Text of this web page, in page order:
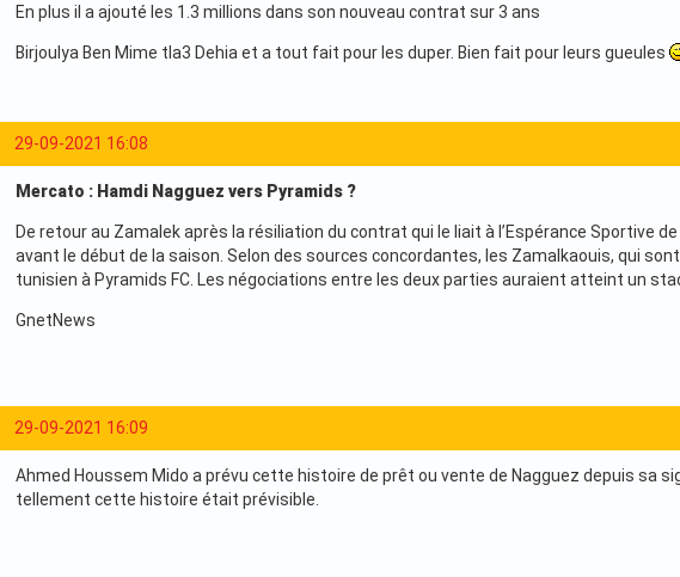
En plus il a ajouté les 1.3 millions dans son nouveau contrat sur 3 ans
Birjoulya Ben Mime tla3 Dehia et a tout fait pour les duper. Bien fait pour leurs gueules
29-09-2021 16:08
Mercato : Hamdi Nagguez vers Pyramids ?
De retour au Zamalek après la résiliation du contrat qui le liait à l’Espérance Sportive
avant le début de la saison. Selon des sources concordantes, les Zamalkaouis, qui
tunisien à Pyramids FC. Les négociations entre les deux parties auraient atteint un
GnetNews
29-09-2021 16:09
Ahmed Houssem Mido a prévu cette histoire de prêt ou vente de Nagguez depuis sa
tellement cette histoire était prévisible.